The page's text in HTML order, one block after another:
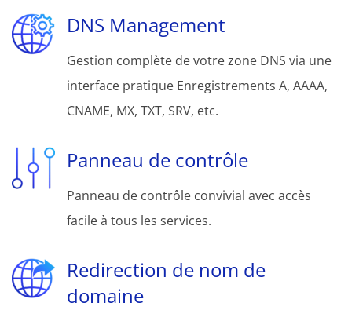
DNS Management
Gestion complète de votre zone DNS via une
interface pratique Enregistrements A, AAAA,
CNAME, MX, TXT, SRV, etc.
Panneau de contrôle
Panneau de contrôle convivial avec accès
facile à tous les services.
Redirection de nom de
domaine